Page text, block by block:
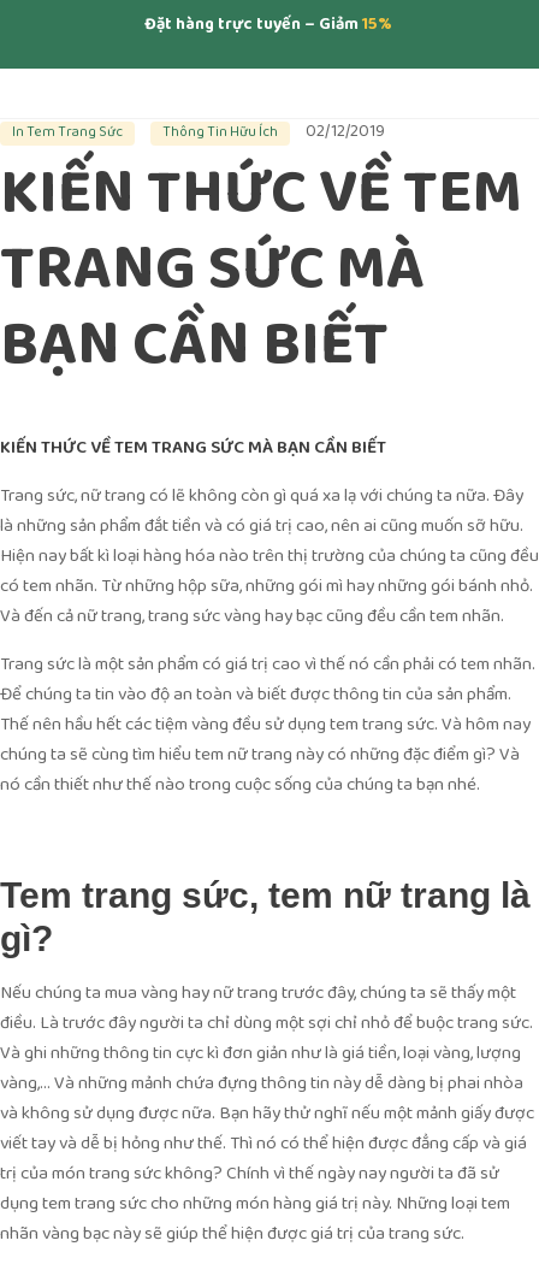
Đặt hàng trực tuyến – Giảm15%
In Tem Trang Sức Thông Tin Hữu Ích 02/12/2019
KIẾN THỨC VỀ TEM
TRANG SỨC MÀ
BẠN CẦN BIẾT
KIẾN THỨC VỀ TEM TRANG SỨC MÀ BẠN CẦN BIẾT
Trang sức, nữ trang có lẽ không còn gì quá xa lạ với chúng ta nữa. Đây
là những sản phẩm đắt tiền và có giá trị cao, nên ai cũng muốn sỡ hữu.
Hiện nay bất kì loại hàng hóa nào trên thị trường của chúng ta cũng đều
có tem nhãn. Từ những hộp sữa, những gói mì hay những gói bánh nhỏ.
Và đến cả nữ trang, trang sức vàng hay bạc cũng đều cần tem nhãn.
Trang sức là một sản phẩm có giá trị cao vì thế nó cần phải có tem nhãn.
Để chúng ta tin vào độ an toàn và biết được thông tin của sản phẩm.
Thế nên hầu hết các tiệm vàng đều sử dụng tem trang sức. Và hôm nay
chúng ta sẽ cùng tìm hiểu tem nữ trang này có những đặc điểm gì? Và
nó cần thiết như thế nào trong cuộc sống của chúng ta bạn nhé.
Tem trang sức, tem nữ trang là
gì?
Nếu chúng ta mua vàng hay nữ trang trước đây, chúng ta sẽ thấy một
điều. Là trước đây người ta chỉ dùng một sợi chỉ nhỏ để buộc trang sức.
Và ghi những thông tin cực kì đơn giản như là giá tiền, loại vàng, lượng
vàng,… Và những mảnh chứa đựng thông tin này dễ dàng bị phai nhòa
và không sử dụng được nữa. Bạn hãy thử nghĩ nếu một mảnh giấy được
viết tay và dễ bị hỏng như thế. Thì nó có thể hiện được đẳng cấp và giá
trị của món trang sức không? Chính vì thế ngày nay người ta đã sử
dụng tem trang sức cho những món hàng giá trị này. Những loại tem
nhãn vàng bạc này sẽ giúp thể hiện được giá trị của trang sức.